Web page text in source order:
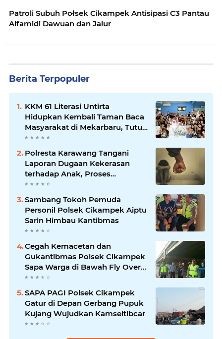
Patroli Subuh Połsek Cikampek Antisipasi C3 Pantau
Alfamidi Dawuan dan Jalur
Berita Terpopuler
KKM 61 Literasi Untirta
Hidupkan Kembali Taman Baca
Masyarakat di Mekarbaru, Tutup
Program dengan Festival
Polresta Karawang Tangani
Laporan Dugaan Kekerasan
terhadap Anak, Proses
Penyelidikan Dilakukan Satres
Sambang Tokoh Pemuda
Personil Polsek Cikampek Aiptu
Sarin Himbau Kantibmas
Cegah Kemacetan dan
Gukantibmas Polsek Cikampek
Sapa Warga di Bawah Fly Over
Cikampek
SAPA PAGI Polsek Cikampek
Gatur di Depan Gerbang Pupuk
Kujang Wujudkan Kamseltibcar